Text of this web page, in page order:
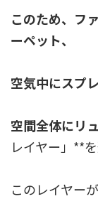
このため、フ
ーペット、
空気中にスプ
空間全体にリ
レイヤー」**
このレイヤー